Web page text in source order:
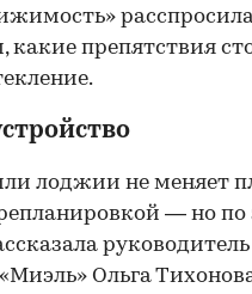
препятствия
лоджии не меняет
— но по
Ольга